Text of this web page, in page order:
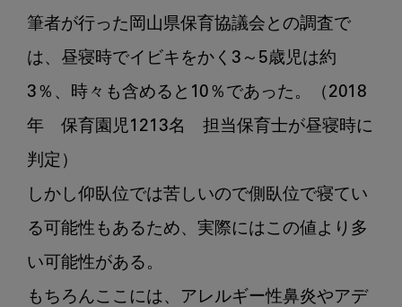
筆者が行った岡山県保育協議会との調査で
は、昼寝時でイビキをかく3～5歳児は約
3％、時々も含めると10％であった。（2018
年　保育園児1213名　担当保育士が昼寝時に
判定）
しかし仰臥位では苦しいので側臥位で寝てい
る可能性もあるため、実際にはこの値より多
い可能性がある。
もちろんここには、アレルギー性鼻炎やアデ